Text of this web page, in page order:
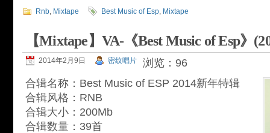
Rnb, Mixtape Best Music of Esp, Mixtape
【Mixtape】VA-《Best Music of Esp》
2014年2月9日 密纹唱片
浏览：96
合辑名称：Best Music of ESP 2014新年特辑
合辑风格：RNB
合辑大小：200Mb
合辑数量：39首